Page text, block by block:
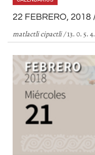
22 FEBRERO,
matlactli cipactli /13. 0. 5.